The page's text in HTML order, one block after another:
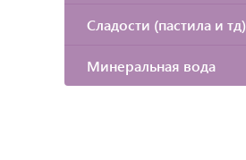
Сладости (пастила и тд)
Минеральная вода